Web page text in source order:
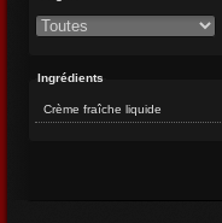
Ingrédients
Crème fraîche liquide